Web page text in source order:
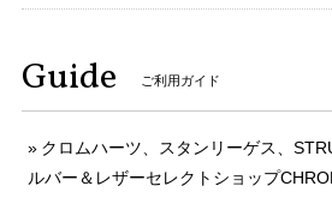
Guide ご利用ガイド
クロムハーツ、スタンリーゲス、
ルバー＆レザーセレクトショップ